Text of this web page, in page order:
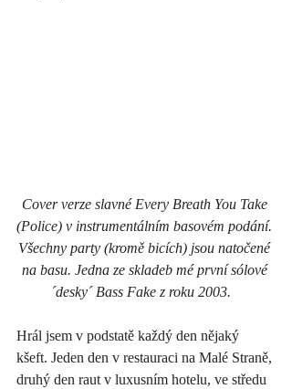
Cover verze slavné Every Breath You Take
(Police) v instrumentálním basovém podání.
Všechny party (kromě bicích) jsou natočené
na basu. Jedna ze skladeb mé první sólové
´desky´ Bass Fake z roku 2003.
Hrál jsem v podstatě každý den nějaký
kšeft. Jeden den v restauraci na Malé Straně,
druhý den raut v luxusním hotelu, ve středu